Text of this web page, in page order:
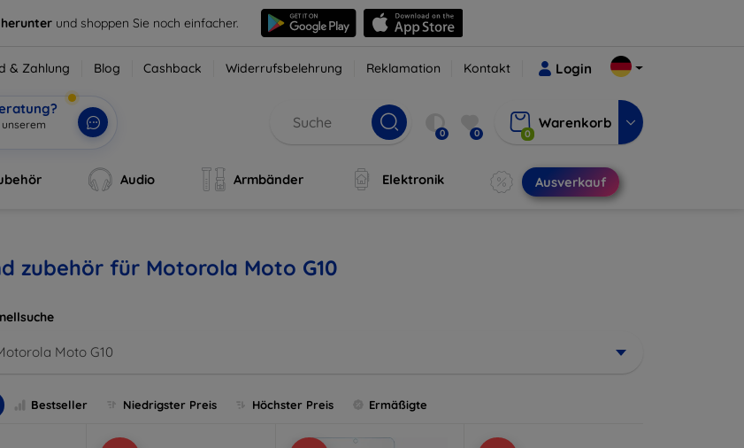
und shoppen Sie noch einfacher.
& Zahlung Blog Cashback Widerrufsbelehrung Reklamation Kontakt Login
0 0 0
Warenkorb
Audio Armbänder Elektronik Ausverkauf
zubehör für Motorola Moto G10
Moto G10
Bestseller Niedrigster Preis Höchster Preis Ermäßigte